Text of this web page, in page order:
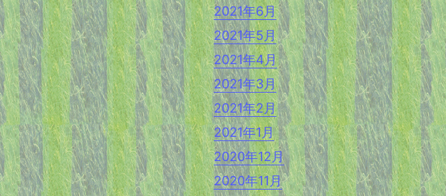
2021年6月
2021年5月
2021年4月
2021年3月
2021年2月
2021年1月
2020年12月
2020年11月